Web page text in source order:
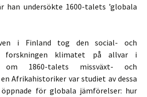
han undersökte 1600-talets ’globala
i Finland tog den social- och
forskningen klimatet på allvar i
om 1860-talets missväxt- och
Afrikahistoriker var studiet av dessa
för globala jämförelser: hur